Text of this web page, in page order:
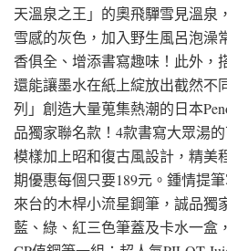
天溫泉之王」的奧飛驒雪見溫泉
雪感的灰色，加入野生風呂泡澡
香俱全、增添書寫趣味！此外，
還能讓墨水在紙上綻放出截然不
列」創造大量蒐集熱潮的日本
品獨家聯名款！4款書寫大眾湯
模樣加上昭和復古風設計，精美
期優惠每個只要189元。鍾情提
來台的木桿小流星鋼筆，誠品獨
藍、綠、紅三色筆蓋及卡水一盒